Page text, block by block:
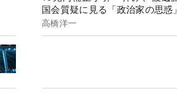
国会質疑に見る「政治家の思惑」
高橋洋一